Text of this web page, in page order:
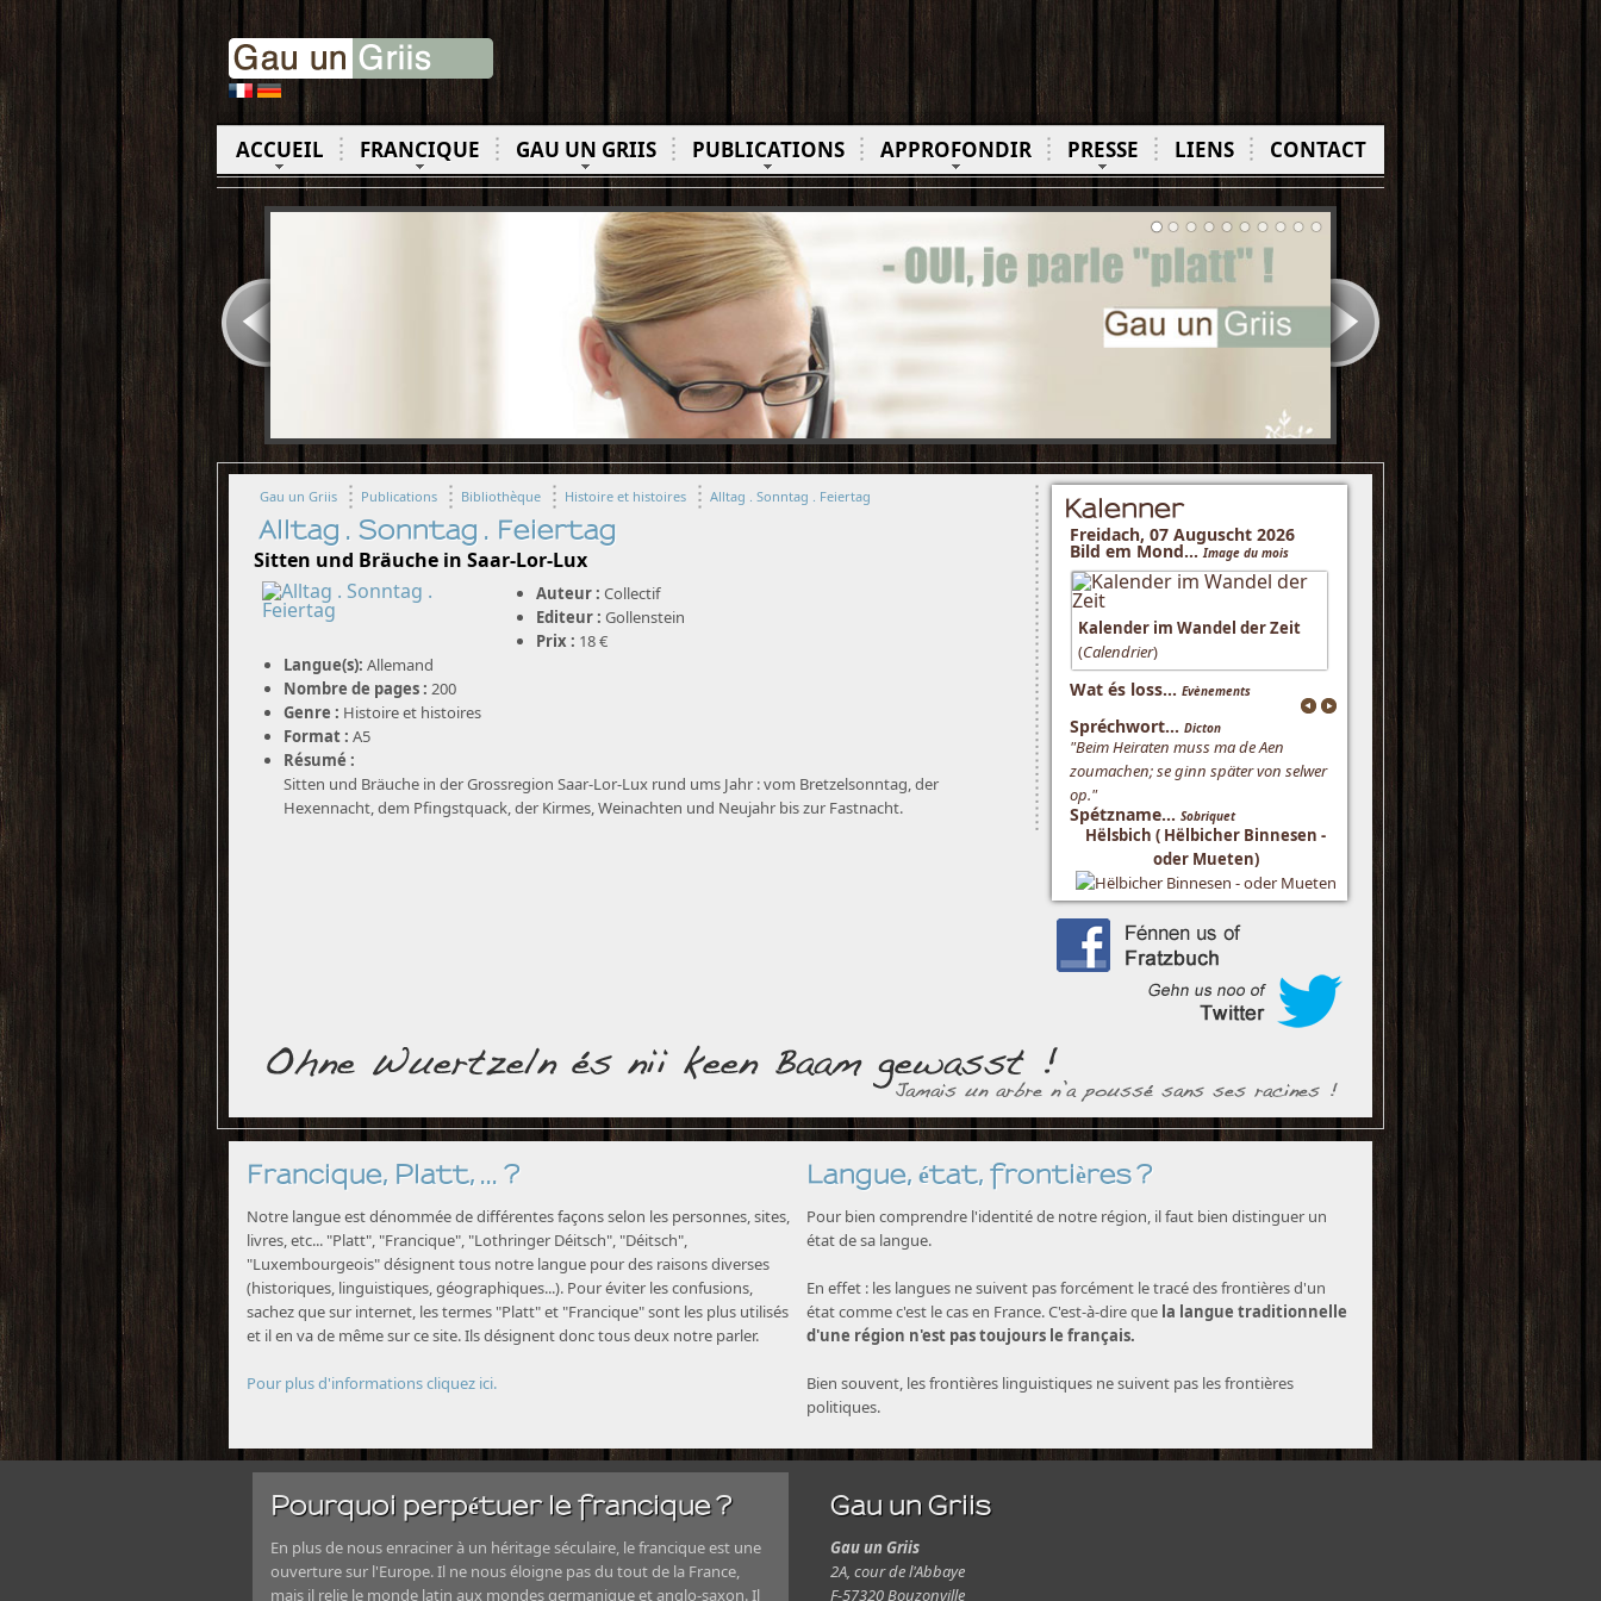
ACCUEIL FRANCIQUE GAU UN GRIIS PUBLICATIONS APPROFONDIR PRESSE LIENS CONTACT
Gau un Griis Publications Bibliothèque Histoire et histoires Alltag . Sonntag . Feiertag
Alltag . Sonntag . Feiertag
Sitten und Bräuche in Saar-Lor-Lux
Auteur : Collectif
Editeur : Gollenstein
Prix : 18 €
Langue(s): Allemand
Nombre de pages : 200
Genre : Histoire et histoires
Format : A5
Résumé :
Sitten und Bräuche in der Grossregion Saar-Lor-Lux rund ums Jahr : vom Bretzelsonntag, der
Hexennacht, dem Pfingstquack, der Kirmes, Weinachten und Neujahr bis zur Fastnacht.
Kalenner
Freidach, 07 Auguscht 2026
Bild em Mond...Image du mois
Kalender im Wandel der Zeit
(Calendrier)
Wat és loss... Evènements
Spréchwort... Dicton
"Beim Heiraten muss ma de Aen
zoumachen; se ginn später von selwer
op."
Spétzname... Sobriquet
Hëlsbich ( Hëlbicher Binnesen -
oder Mueten)
Francique, Platt, ... ?
Notre langue est dénommée de différentes façons selon les personnes, sites,
livres, etc... "Platt", "Francique", "Lothringer Déitsch", "Déitsch",
"Luxembourgeois" désignent tous notre langue pour des raisons diverses
(historiques, linguistiques, géographiques...). Pour éviter les confusions,
sachez que sur internet, les termes "Platt" et "Francique" sont les plus utilisés
et il en va de même sur ce site. Ils désignent donc tous deux notre parler.
Pour plus d'informations cliquez ici.
Langue, état, frontières ?
Pour bien comprendre l'identité de notre région, il faut bien distinguer un
état de sa langue.
En effet : les langues ne suivent pas forcément le tracé des frontières d'un
état comme c'est le cas en France. C'est-à-dire que la langue traditionnelle
d'une région n'est pas toujours le français.
Bien souvent, les frontières linguistiques ne suivent pas les frontières
politiques.
Pourquoi perpétuer le francique ?
En plus de nous enraciner à un héritage séculaire, le francique est une
ouverture sur l'Europe. Il ne nous éloigne pas du tout de la France,
mais il relie le monde latin aux mondes germanique et anglo-saxon. Il
Gau un Griis
Gau un Griis
2A, cour de l'Abbaye
F-57320 Bouzonville